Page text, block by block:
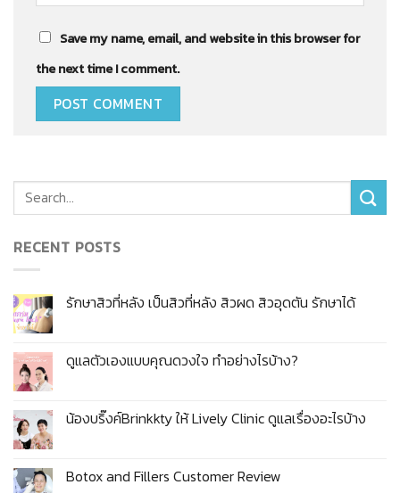
Save my name, email, and website in this browser for
the next time I comment.
RECENT POSTS
รักษาสิวที่หลัง เป็นสิวที่หลัง สิวผด สิวอุดตัน รักษาได้
ดูแลตัวเองแบบคุณดวงใจ ทำอย่างไรบ้าง?
น้องบริ๊งค์Brinkkty ให้ Lively Clinic ดูแลเรื่องอะไรบ้าง
Botox and Fillers Customer Review